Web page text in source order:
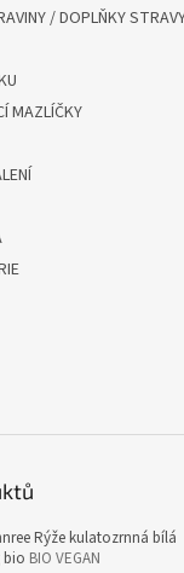
/ DOPLŇKY
MAZLÍČKY
Rýže kulatozrnná bílá
bio BIO VEGAN